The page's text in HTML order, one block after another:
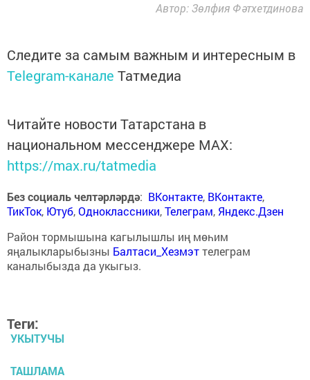
Автор: Зөлфия Фәтхетдинова
Следите за самым важным и интересным в
Telegram-канале Татмедиа
Читайте новости Татарстана в
национальном мессенджере MАХ:
https://max.ru/tatmedia
Без социаль челтәрләрдә: ВКонтакте, ВКонтакте,
ТикТок, Ютуб,Одноклассники,Телеграм, Яндекс.Дзен
Район тормышына кагылышлы иң мөһим
яңалыкларыбызны Балтаси_Хезмэттелеграм
каналыбызда да укыгыз.
Теги:
УКЫТУЧЫ
ТАШЛАМА